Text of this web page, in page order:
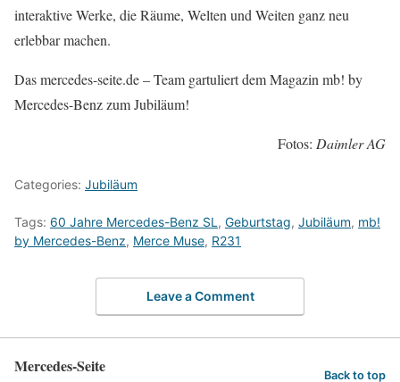
interaktive Werke, die Räume, Welten und Weiten ganz neu
erlebbar machen.
Das mercedes-seite.de – Team gartuliert dem Magazin mb! by
Mercedes-Benz zum Jubiläum!
Fotos: Daimler AG
Categories: Jubiläum
Tags: 60 Jahre Mercedes-Benz SL , Geburtstag, Jubiläum, mb!
by Mercedes-Benz, Merce Muse, R231
Leave a Comment
Mercedes-Seite Back to top